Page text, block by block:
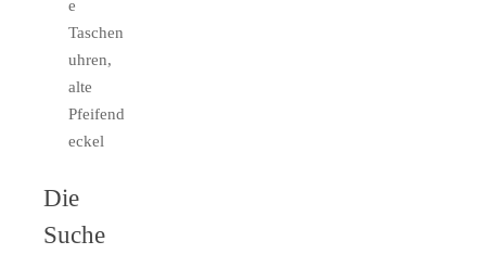
e
Taschen
uhren,
alte
Pfeifend
eckel
Die
Suche